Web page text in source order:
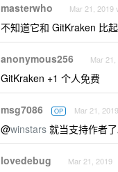
masterwho Mar 21, 2019
不知道它和 GitKraken 比起
anonymous256 Mar
GitKraken +1 个人免费
msg7086 OP Mar 21, 2019
@winstars 就当支持作者了
lovedebug Mar 21, 2019